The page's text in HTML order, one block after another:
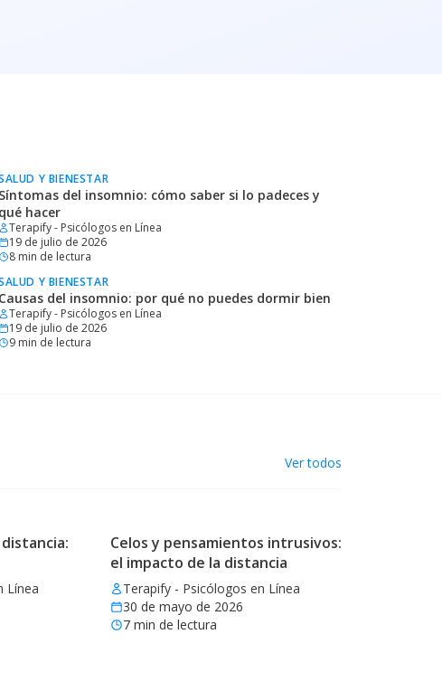
Y BIENESTAR
Síntomas del insomnio: cómo saber si lo padeces y
qué hacer
Terapify - Psicólogos en Línea
19 de julio de 2026
8 min de lectura
Y BIENESTAR
Causas del insomnio: por qué no puedes dormir bien
Terapify - Psicólogos en Línea
19 de julio de 2026
9 min de lectura
Ver todos
Línea
Celos y pensamientos intrusivos:
el impacto de la distancia
Terapify - Psicólogos en Línea
30 de mayo de 2026
7min de lectura